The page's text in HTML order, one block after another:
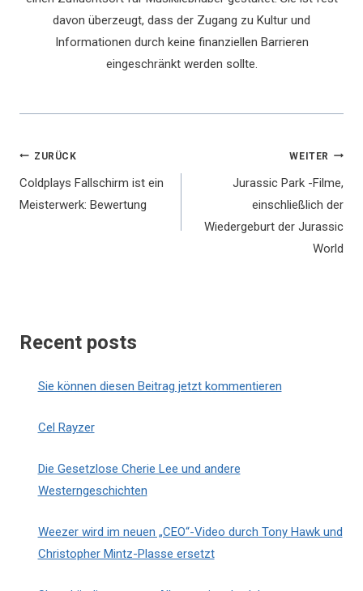
davon überzeugt, dass der Zugang zu Kultur und
Informationen durch keine finanziellen Barrieren
eingeschränkt werden sollte.
Beitragsnavigation
ZURÜCK
Coldplays Fallschirm ist ein
Meisterwerk: Bewertung
WEITER
Jurassic Park -Filme,
einschließlich der
Wiedergeburt der Jurassic
World
Recent posts
Sie können diesen Beitrag jetzt kommentieren
Cel Rayzer
Die Gesetzlose Cherie Lee und andere
Westerngeschichten
Weezer wird im neuen „CEO“-Video durch Tony Hawk und
Christopher Mintz-Plasse ersetzt